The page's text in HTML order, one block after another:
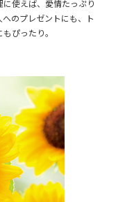
使えば、愛情たっぷり
のプレゼントにも、ト
ぴったり。